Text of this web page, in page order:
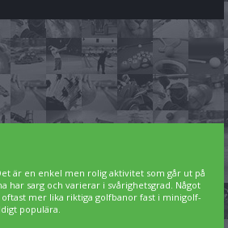
är en enkel men rolig aktivitet som går ut på
har sarg och varierar i svårighetsgrad. Något
mer lika riktiga golfbanor fast i minigolf-
populära.